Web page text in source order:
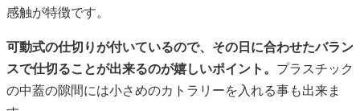
感触が特徴です。
可動式の仕切りが付いているので、その日に合わせたバラン
スで仕切ることが出来るのが嬉しいポイント。 プラスチック
の中蓋の隙間には小さめのカトラリーを入れる事も出来ま